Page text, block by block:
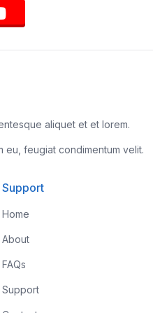
aliquet et et lorem.
eu, feugiat condimentum velit.
Support
Home
About
FAQs
Support